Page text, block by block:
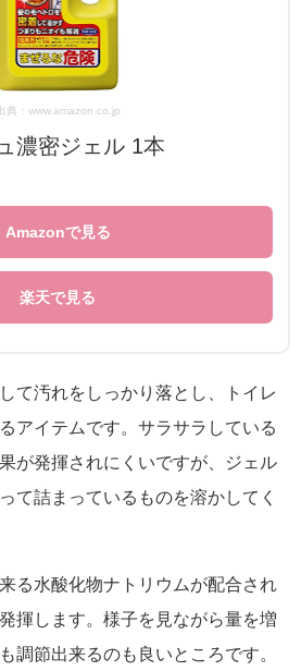
典：www.amazon.co.jp
濃密ジェル 1本
Amazonで見る
楽天で見る
て汚れをしっかり落とし、トイレ
アイテムです。サラサラしている
が発揮されにくいですが、ジェル
て詰まっているものを溶かしてく
る水酸化物ナトリウムが配合され
揮します。様子を見ながら量を増
調節出来るのも良いところです。